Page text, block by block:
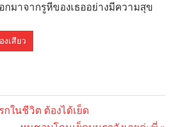
กมาจากรูหีของเธออย่างมีความสุข
เสียว
ในชีวิต ต้องได้เย็ด